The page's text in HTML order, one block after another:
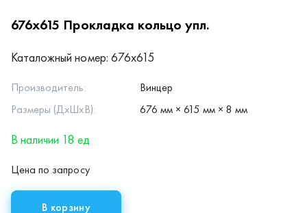
676х615 Прокладка кольцо упл.
Каталожный номер: 676х615
Производитель:
Винцер
Размеры (ДхШхВ):
676 мм × 615 мм × 8 мм
В наличии 18 ед
Цена по запросу
В корзину